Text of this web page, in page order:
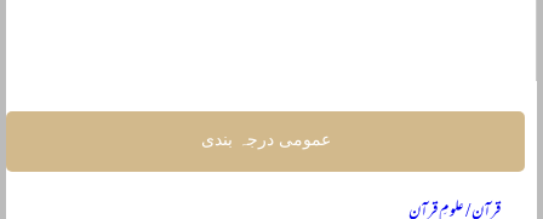
عمومی درجہ بندی
قرآن / علومِ قرآن